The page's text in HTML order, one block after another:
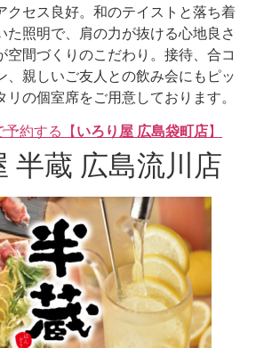
クセス良好。和のテイストと落ち着
た照明で、肩の力が抜ける心地良さ
空間づくりのこだわり。接待、合コ
、親しいご友人との飲み会にもピッ
リの個室席をご用意しております。
予約する【いろり屋 広島袋町店】
半蔵 広島流川店